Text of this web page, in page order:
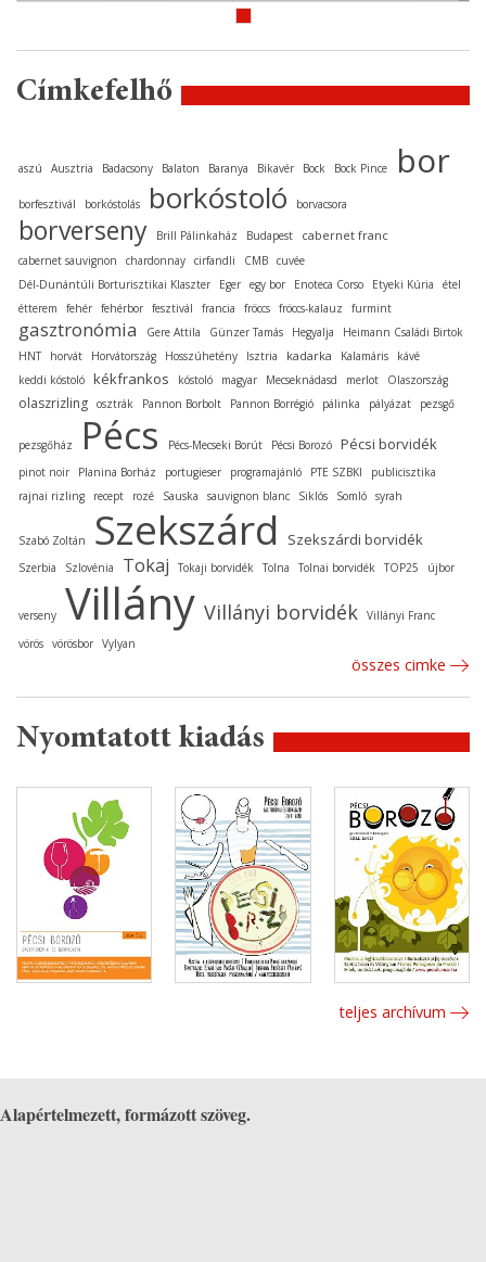
Címkefelhő
aszú Ausztria Badacsony Balaton Baranya Bikavér Bock Bock Pince bor
borfesztivál borkóstolás borkóstoló borvacsora
borverseny Brill Pálinkaház Budapest cabernet franc
cabernet sauvignon chardonnay cirfandli CMB cuvée
Dél-Dunántúli Borturisztikai Klaszter
Eger egy bor Enoteca Corso Etyeki Kúria
étel
étterem
fehér fehérbor fesztivál francia fröccs fröccs-kalauz furmint
gasztronómia Gere Attila Günzer Tamás Hegyalja
Heimann Családi Birtok
HNT
horvát Horvátország Hosszúhetény Isztria kadarka Kalamáris
kávé
keddi kóstoló kékfrankos kóstoló magyar Mecseknádasd merlot Olaszország
olaszrizling osztrák Pannon Borbolt Pannon Borrégió pálinka pályázat pezsgő
pezsgőház Pécs Pécs-Mecseki Borút Pécsi Borozó Pécsi borvidék
pinot noir Planina Borház portugieser programajánló PTE SZBKI
publicisztika
rajnai rizling
recept rozé Sauska sauvignon blanc Siklós Somló syrah
Szabó Zoltán Szekszárd Szekszárdi borvidék
Szerbia Szlovénia Tokaj Tokaji borvidék Tolna Tolnai borvidék TOP25 újbor
verseny Villány Villányi borvidék Villányi Franc
vörös vörösbor Vylyan
összes cimke
Nyomtatott kiadás
teljes archívum
Alapértelmezett, formázott szöveg.